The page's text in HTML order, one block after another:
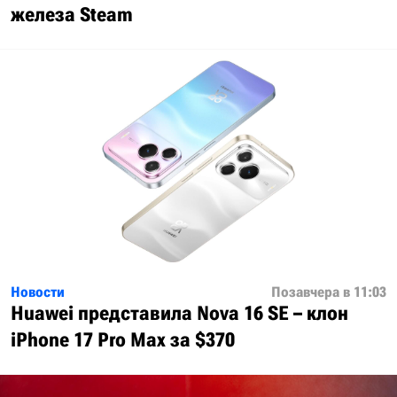
железа Steam
Новости Позавчера в 11:03
Huawei представила Nova 16 SE – клон
iPhone 17 Pro Max за $370